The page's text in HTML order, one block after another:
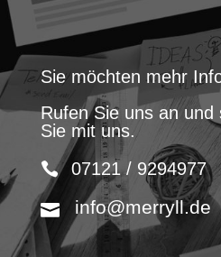
Sie möchten mehr
Rufen Sie uns an und
Sie mit uns.
07121 / 9294977
info@merryll.de